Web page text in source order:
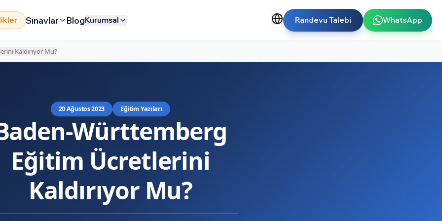
Sınavlar BlogKurumsal Randevu Talebi WhatsApp
Kaldırıyor Mu?
20 Ağustos 2023 Eğitim Yazıları
Württemberg
Eğitim Ücretlerini
Kaldırıyor Mu?